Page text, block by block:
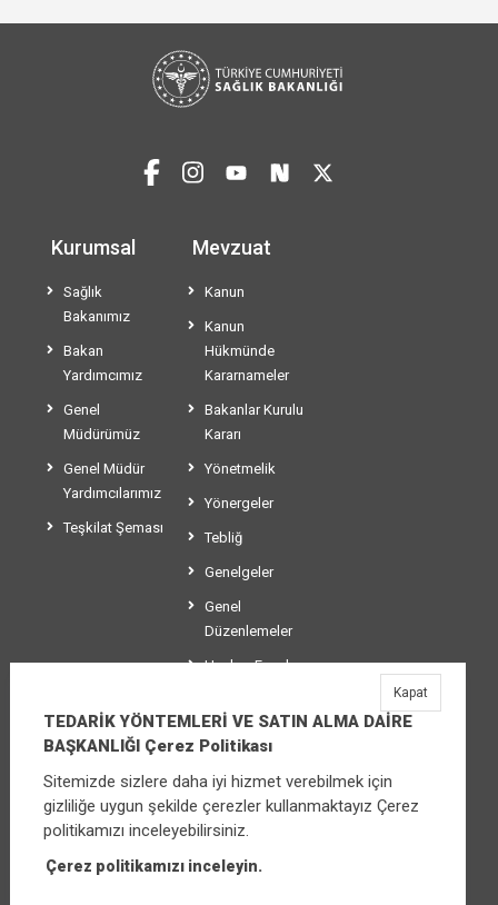
Kurumsal
Sağlık
Bakanımız
Bakan
Yardımcımız
Genel
Müdürümüz
Genel Müdür
Yardımcılarımız
Teşkilat Şeması
Mevzuat
Kanun
Kanun
Hükmünde
Kararnameler
Bakanlar Kurulu
Kararı
Yönetmelik
Yönergeler
Tebliğ
Genelgeler
Genel
Düzenlemeler
Usul ve Esaslar
TEDARİK YÖNTEMLERİ VE SATIN ALMA
DAİRE BAŞKANLIĞI
Üniversiteler Mahallesi Şehit Mehmet Bayraktar
Caddesi No:3 Çankaya/Ankara
TEDARİK YÖNTEMLERİ VE SATIN ALMA DAİRE
BAŞKANLIĞI Çerez Politikası
Sitemizde sizlere daha iyi hizmet verebilmek için
gizliliğe uygun şekilde çerezler kullanmaktayız Çerez
politikamızı inceleyebilirsiniz.
Çerez politikamızı inceleyin.
Kapat